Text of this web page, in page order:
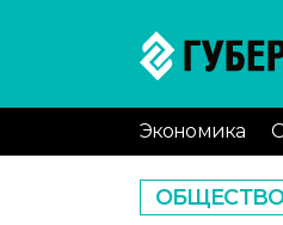
Экономика